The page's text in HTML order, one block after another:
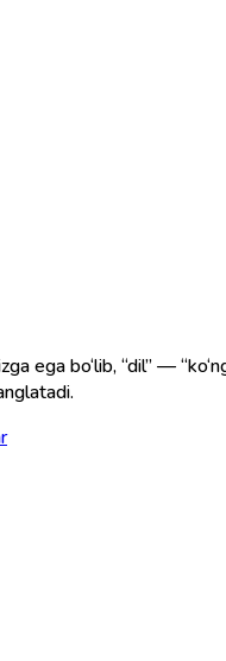
ega bo‘lib, “dil” —